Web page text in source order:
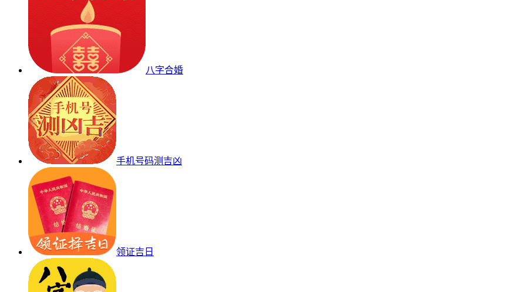
八字合婚
手机号码测吉凶
领证吉日